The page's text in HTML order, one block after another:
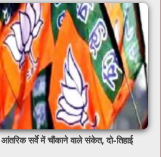
सर्वे में चौंकाने वाले संकेत, दो-तिहाई